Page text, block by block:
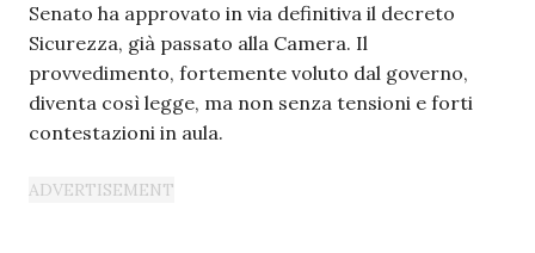
Senato ha approvato in via definitiva il decreto
Sicurezza, già passato alla Camera. Il
provvedimento, fortemente voluto dal governo,
diventa così legge, ma non senza tensioni e forti
contestazioni in aula.